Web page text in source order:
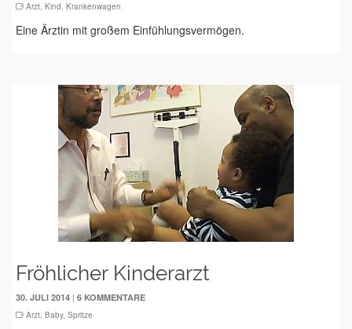
Arzt, Kind, Krankenwagen
Eine Ärztin mit großem Einfühlungsvermögen.
Fröhlicher Kinderarzt
30. JULI 2014 | 6 KOMMENTARE
Arzt, Baby, Spritze